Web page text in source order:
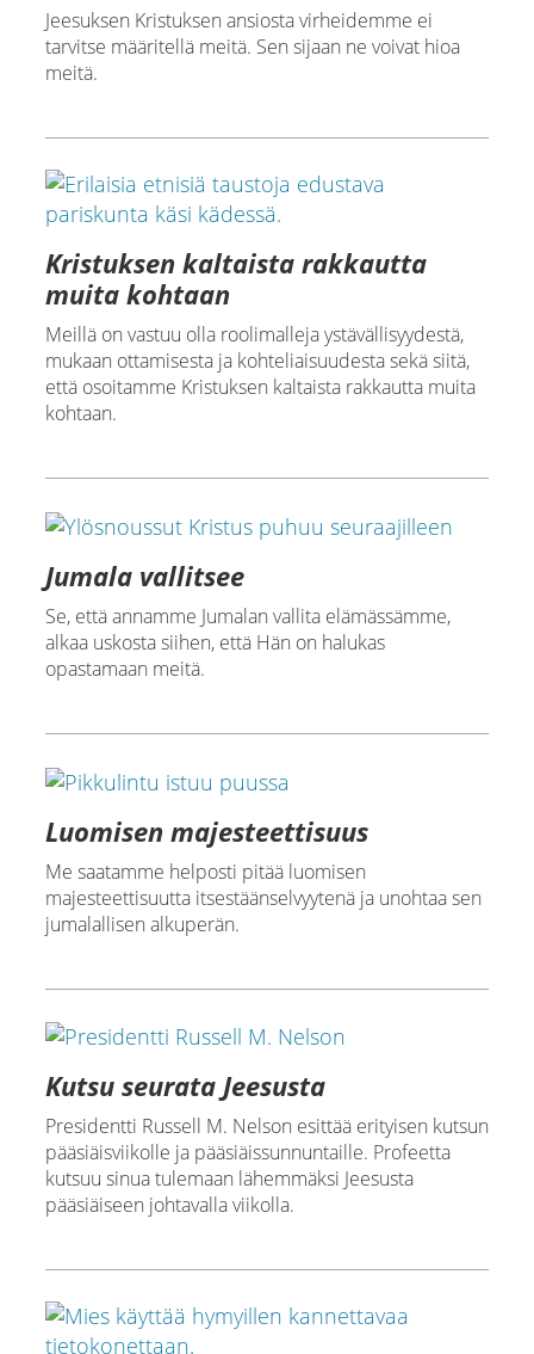
Jeesuksen Kristuksen ansiosta virheidemme ei
tarvitse määritellä meitä. Sen sijaan ne voivat hioa
meitä.
Kristuksen kaltaista rakkautta
muita kohtaan
Meillä on vastuu olla roolimalleja ystävällisyydestä,
mukaan ottamisesta ja kohteliaisuudesta sekä siitä,
että osoitamme Kristuksen kaltaista rakkautta muita
kohtaan.
Jumala vallitsee
Se, että annamme Jumalan vallita elämässämme,
alkaa uskosta siihen, että Hän on halukas
opastamaan meitä.
Luomisen majesteettisuus
Me saatamme helposti pitää luomisen
majesteettisuutta itsestäänselvyytenä ja unohtaa sen
jumalallisen alkuperän.
Kutsu seurata Jeesusta
Presidentti Russell M. Nelson esittää erityisen kutsun
pääsiäisviikolle ja pääsiäissunnuntaille. Profeetta
kutsuu sinua tulemaan lähemmäksi Jeesusta
pääsiäiseen johtavalla viikolla.